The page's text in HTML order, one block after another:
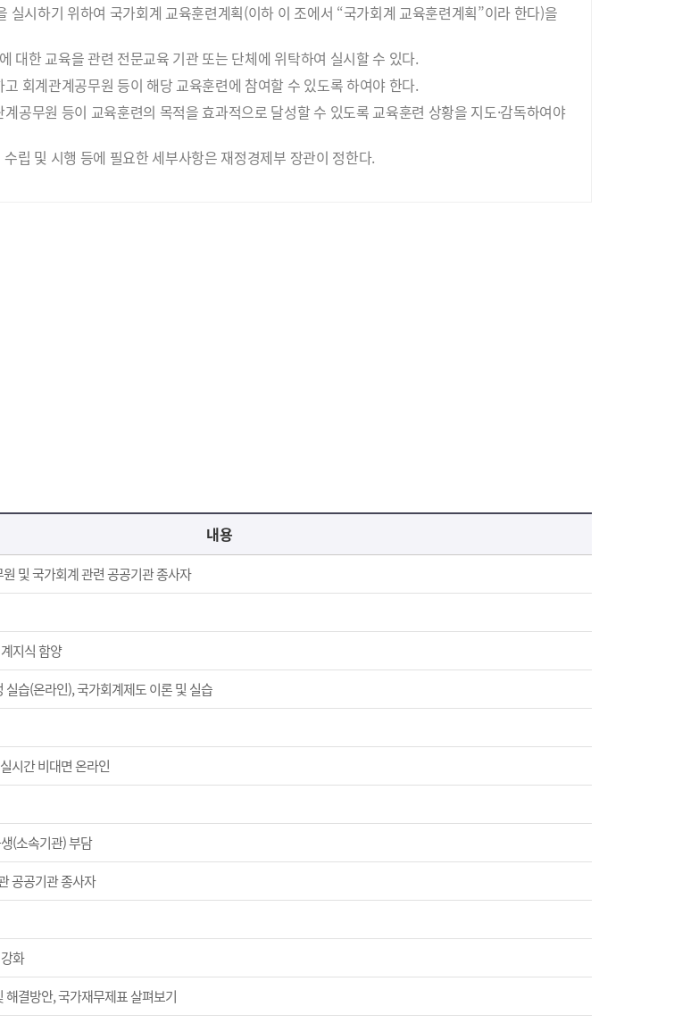
시하기 위하여 국가회계 교육훈련계획(이하 이 조에서 “국가회계 교육훈련계획”이라 한다)을
대한 교육을 관련 전문교육 기관 또는 단체에 위탁하여 실시할 수 있다.
회계관계공무원 등이 해당 교육훈련에 참여할 수 있도록 하여야 한다.
공무원 등이 교육훈련의 목적을 효과적으로 달성할 수 있도록 교육훈련 상황을 지도·감독하여야
립 및 시행 등에 필요한 세부사항은 재정경제부 장관이 정한다.
내용
및 국가회계 관련 공공기관 종사자
지식 함양
실습(온라인), 국가회계제도 이론 및 실습
시간 비대면 온라인
(소속기관) 부담
공공기관 종사자
화
해결방안, 국가재무제표 살펴보기